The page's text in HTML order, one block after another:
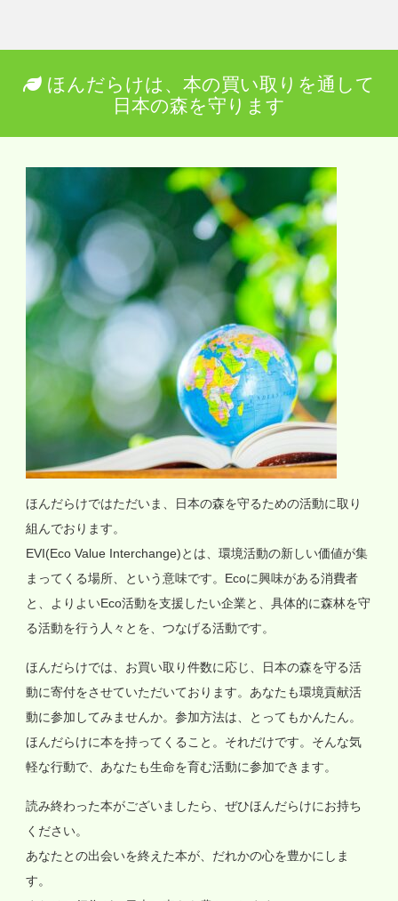
ほんだらけは、本の買い取りを通して
日本の森を守ります
ほんだらけではただいま、日本の森を守るための活動に取り
組んでおります。
EVI(Eco Value Interchange)とは、環境活動の新しい価値が集
まってくる場所、という意味です。Ecoに興味がある消費者
と、よりよいEco活動を支援したい企業と、具体的に森林を守
る活動を行う人々とを、つなげる活動です。
ほんだらけでは、お買い取り件数に応じ、日本の森を守る活
動に寄付をさせていただいております。あなたも環境貢献活
動に参加してみませんか。参加方法は、とってもかんたん。
ほんだらけに本を持ってくること。それだけです。そんな気
軽な行動で、あなたも生命を育む活動に参加できます。
読み終わった本がございましたら、ぜひほんだらけにお持ち
ください。
あなたとの出会いを終えた本が、だれかの心を豊かにしま
す。